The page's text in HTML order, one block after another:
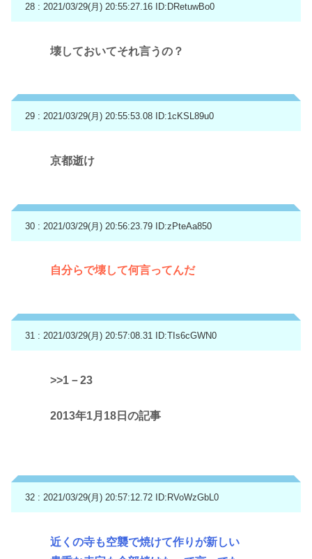
28 : 2021/03/29(月) 20:55:27.16 ID:DRetuwBo0
壊しておいてそれ言うの？
29 : 2021/03/29(月) 20:55:53.08 ID:1cKSL89u0
京都逝け
30 : 2021/03/29(月) 20:56:23.79 ID:zPteAa850
自分らで壊して何言ってんだ
31 : 2021/03/29(月) 20:57:08.31 ID:TIs6cGWN0
>>1 －23
2013年1月18日の記事
32 : 2021/03/29(月) 20:57:12.72 ID:RVoWzGbL0
近くの寺も空襲で焼けて作りが新しい